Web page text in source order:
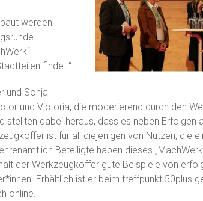
werden
findet.“
und Sonja
und Victoria, die moderierend durch den
stellten dabei heraus, dass es neben Erfolgen
ist für all diejenigen von Nutzen, die
Beteiligte haben dieses
der Werkzeugkoffer gute Beispiele von
Erhältlich ist er beim treffpunkt 50plus
online.